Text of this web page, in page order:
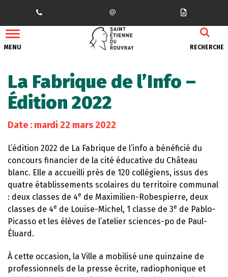
MENU RECHERCHE
La Fabrique de l’Info –
Édition 2022
Date : mardi 22 mars 2022
L’édition 2022 de La Fabrique de l’info a bénéficié du
concours financier de la cité éducative du Château
blanc. Elle a accueilli près de 120 collégiens, issus des
quatre établissements scolaires du territoire communal
: deux classes de 4e de Maximilien-Robespierre, deux
classes de 4e de Louise-Michel, 1 classe de 3e de Pablo-
Picasso et les élèves de l’atelier sciences-po de Paul-
Éluard.
À cette occasion, la Ville a mobilisé une quinzaine de
professionnels de la presse écrite, radiophonique et